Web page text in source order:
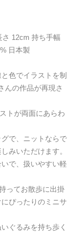
12cm 持ち手幅
日本製
色でイラストを制
んの作品が再現さ
トが両面にあらわ
で、ニットならで
みいただけます。
で、扱いやすい軽
ってお散歩に出掛
ぴったりのミニサ
ぐるみを持ち歩く